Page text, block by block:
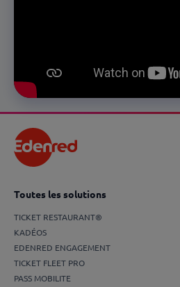
Toutes les solutions
TICKET RESTAURANT®
KADÉOS
EDENRED ENGAGEMENT
TICKET FLEET PRO
PASS MOBILITE